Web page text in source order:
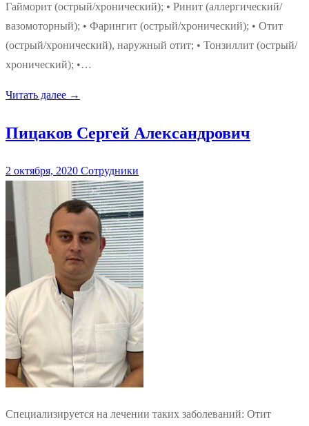
Гайморит (острый/хронический); • Ринит (аллергический/
вазомоторный); • Фарингит (острый/хронический); • Отит
(острый/хронический), наружный отит; • Тонзиллит (острый/
хронический); •…
Читать далее →
Пицаков Сергей Алекcандрович
2 октября, 2020 Сотрудники
Специализируется на лечении таких заболеваний: Отит